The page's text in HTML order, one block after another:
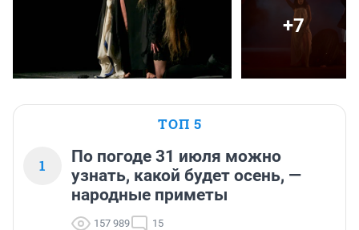
+7
ТОП 5
1
По погоде 31 июля можно
узнать, какой будет осень, —
народные приметы
157 989 15